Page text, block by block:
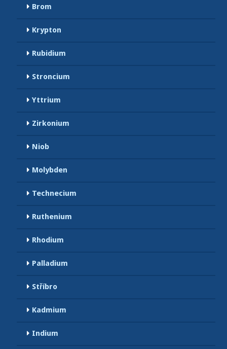
Brom
Krypton
Rubidium
Stroncium
Yttrium
Zirkonium
Niob
Molybden
Technecium
Ruthenium
Rhodium
Palladium
Stříbro
Kadmium
Indium